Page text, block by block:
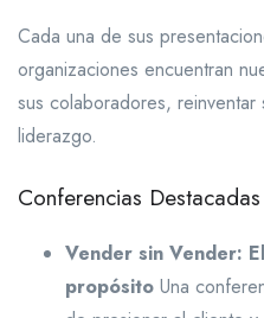
Cada una de sus
organizaciones encuentran
sus colaboradores,
liderazgo.
Conferencias Destacadas
Vender sin Vender:
propósito Una